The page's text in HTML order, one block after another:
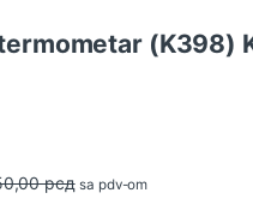
(K398)
рсд sa pdv-om